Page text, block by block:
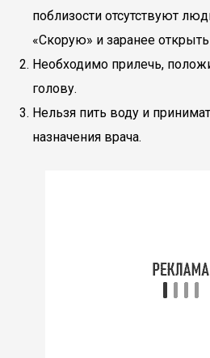
поблизости отсутствуют
«Скорую» и заранее
Необходимо прилечь,
голову.
Нельзя пить воду и
назначения врача.